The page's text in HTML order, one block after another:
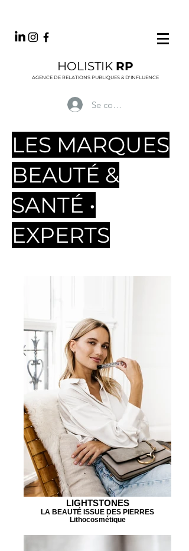
HOLISTIK RP
AGENCE DE RELATIONS PUBLIQUES & D'INFLUENCE
Se connecter
LES MARQUES
BEAUTÉ &
SANTÉ •
EXPERTS
LIGHTSTONES
LA BEAUTÉ ISSUE DES PIERRES
Lithocosmétique